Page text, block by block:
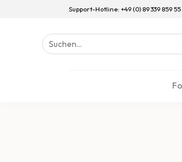
Support-Hotline: +49 (0) 89 339 859 55
Suchen
nach: